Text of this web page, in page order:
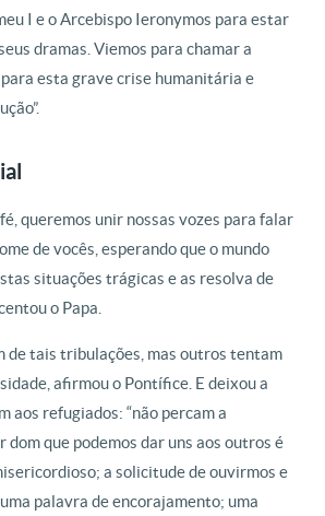
I e o Arcebispo Ieronymos para estar
dramas. Viemos para chamar a
esta grave crise humanitária e
queremos unir nossas vozes para falar
de vocês, esperando que o mundo
situações trágicas e as resolva de
o Papa.
de tais tribulações, mas outros tentam
afirmou o Pontífice. E deixou a
aos refugiados: “não percam a
dom que podemos dar uns aos outros é
a solicitude de ouvirmos e
palavra de encorajamento; uma